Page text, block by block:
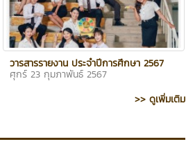
วารสารรายงาน ประจำปีการศึกษา 2567
ศุกร์ 23 กุมภาพันธ์ 2567
>> ดูเพิ่มเติม